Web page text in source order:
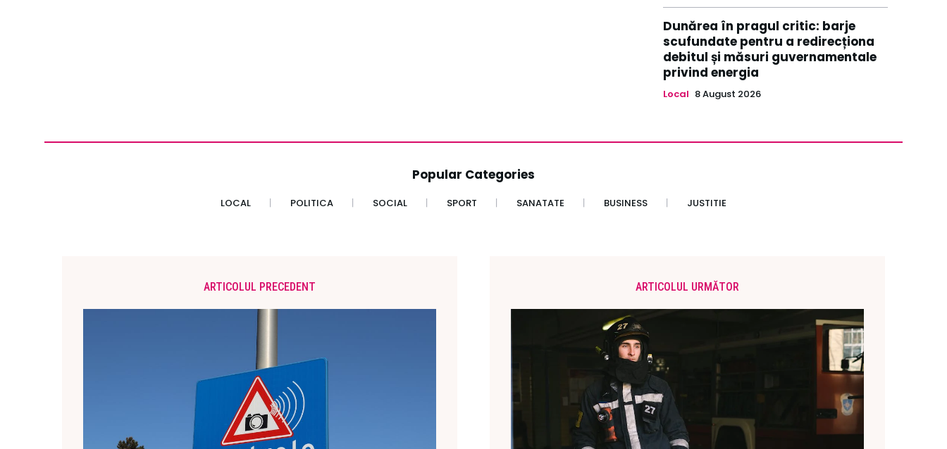
Dunărea în pragul critic: barje
scufundate pentru a redirecționa
debitul și măsuri guvernamentale
privind energia
Local 8 August 2026
Popular Categories
LOCAL POLITICA SOCIAL SPORT SANATATE BUSINESS JUSTITIE
ARTICOLUL PRECEDENT ARTICOLUL URMĂTOR